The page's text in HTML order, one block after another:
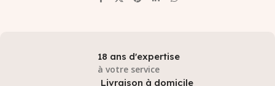
18 ans d'expertise
à votre service
Livraison à domicile